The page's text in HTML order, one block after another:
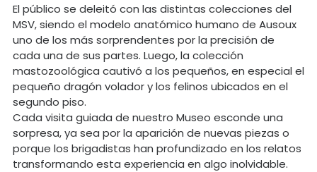
El público se deleitó con las distintas colecciones del
MSV, siendo el modelo anatómico humano de Ausoux
uno de los más sorprendentes por la precisión de
cada una de sus partes. Luego, la colección
mastozoológica cautivó a los pequeños, en especial el
pequeño dragón volador y los felinos ubicados en el
segundo piso.
Cada visita guiada de nuestro Museo esconde una
sorpresa, ya sea por la aparición de nuevas piezas o
porque los brigadistas han profundizado en los relatos
transformando esta experiencia en algo inolvidable.